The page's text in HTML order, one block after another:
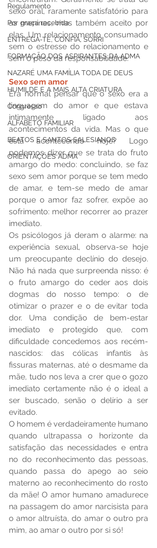
Regulamento
Por graça recebida
ENTREGA-TE, CONFIA, SORRI
FORMAÇÃO DOS ASPIRANTES DA ADMA
NAZARÉ UMA FAMÍLIA TODA DE DEUS
HUMILDE E A MAIS ALTA CRIATURA
Congresso
ALFABETO FAMILIAR
BEATOS E SANTOS SALESIANOS
ORIENTAÇÕES ADMA
sexo oral, raramente satisfatório para
as meninas, mas também aceito por
elas. Um relacionamento consumado
sem o estresse do relacionamento e
sem o peso da responsabilidade.
Sexo sem amor
Era normal pensar que o sexo era a
linguagem do amor e que estava
intimamente ligado aos
acontecimentos da vida. Mas o que
está acontecendo hoje? Logo
podemos dizer que se trata do fruto
amargo do medo: concluindo, se faz
sexo sem amor porque se tem medo
de amar, e tem-se medo de amar
porque o amor faz sofrer, expõe ao
sofrimento: melhor recorrer ao prazer
imediato.
Os psicólogos já deram o alarme: na
experiência sexual, observa-se hoje
um preocupante declínio do desejo.
Não há nada que surpreenda nisso: é
o fruto amargo do ceder aos dois
dogmas do nosso tempo: o de
otimizar o prazer e o de evitar toda
dor. Uma condição de bem-estar
imediato e protegido que, com
dificuldade concedemos aos recém-
nascidos: das cólicas infantis às
fissuras maternas, até o desmame da
mãe, tudo nos leva a crer que o gozo
imediato certamente não é o ideal a
ser buscado, senão o delírio a ser
evitado.
O homem é verdadeiramente humano
quando ultrapassa o horizonte da
satisfação das necessidades e entra
no do reconhecimento das pessoas,
quando passa do apego ao seio
materno ao reconhecimento do rosto
da mãe! O amor humano amadurece
na passagem do amor narcisista para
o amor altruísta, do amar o outro pra
mim, ao amar o outro por si só!